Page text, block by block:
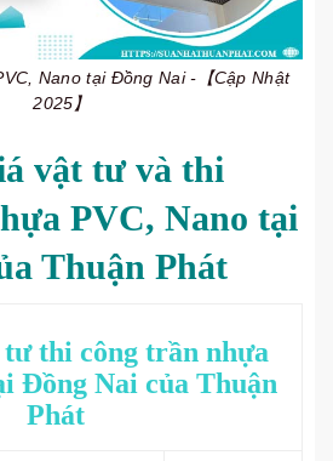
Nano tại Đồng Nai -【Cập Nhật
2025】
vật tư và thi
PVC, Nano tại
Thuận Phát
thi công trần nhựa
Đồng Nai của Thuận
Phát